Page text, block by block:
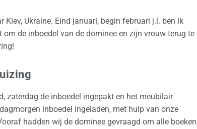
Ukraine. Eind januari, begin februari j.l. ben ik
de inboedel van de dominee en zijn vrouw terug te
zaterdag de inboedel ingepakt en het meubilair
inboedel ingeladen, met hulp van onze
hadden wij de dominee gevraagd om alle boeken